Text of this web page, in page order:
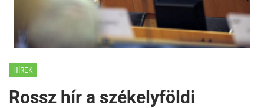
HÍREK
Rossz hír a székelyföldi